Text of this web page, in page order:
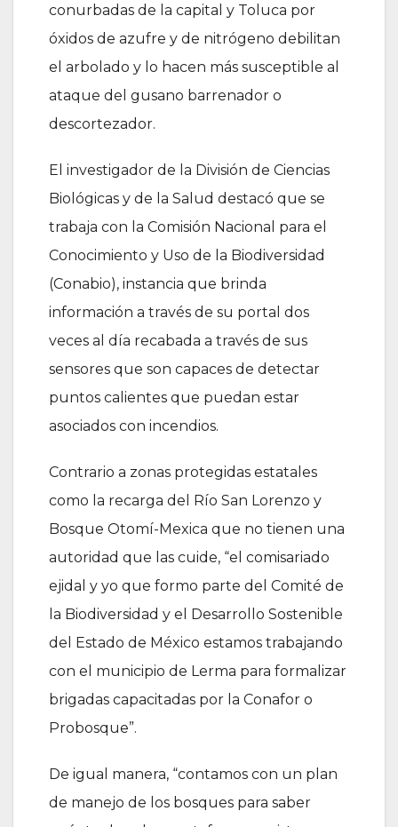
conurbadas de la capital y Toluca por
óxidos de azufre y de nitrógeno debilitan
el arbolado y lo hacen más susceptible al
ataque del gusano barrenador o
descortezador.
El investigador de la División de Ciencias
Biológicas y de la Salud destacó que se
trabaja con la Comisión Nacional para el
Conocimiento y Uso de la Biodiversidad
(Conabio), instancia que brinda
información a través de su portal dos
veces al día recabada a través de sus
sensores que son capaces de detectar
puntos calientes que puedan estar
asociados con incendios.
Contrario a zonas protegidas estatales
como la recarga del Río San Lorenzo y
Bosque Otomí-Mexica que no tienen una
autoridad que las cuide, “el comisariado
ejidal y yo que formo parte del Comité de
la Biodiversidad y el Desarrollo Sostenible
del Estado de México estamos trabajando
con el municipio de Lerma para formalizar
brigadas capacitadas por la Conafor o
Probosque”.
De igual manera, “contamos con un plan
de manejo de los bosques para saber